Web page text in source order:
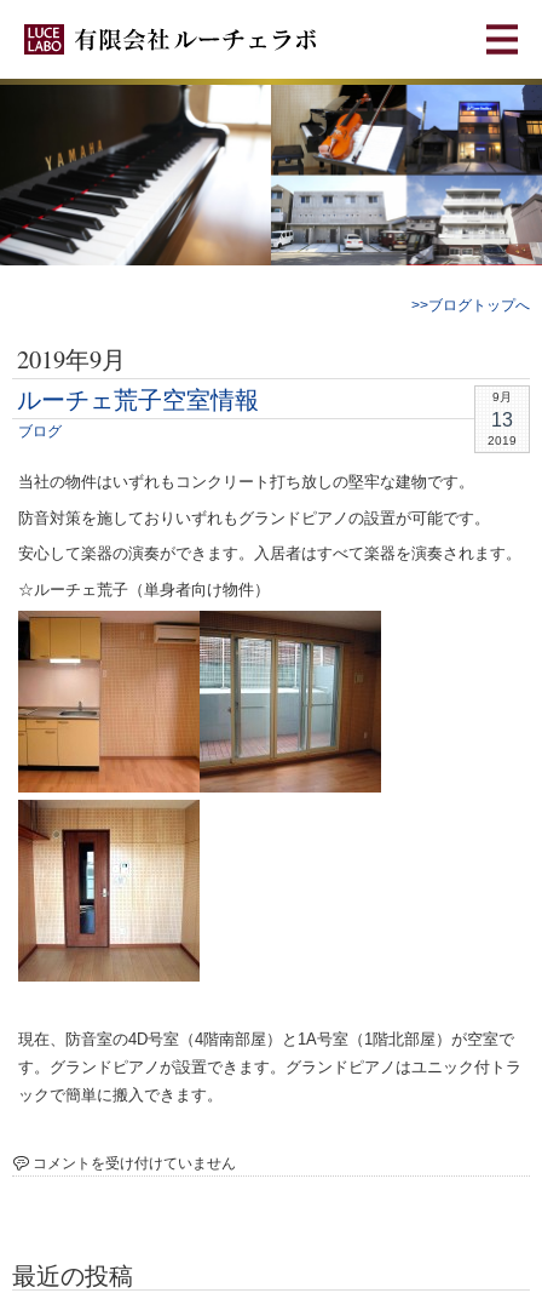
>>ブログトップへ
2019年9月
9月
13
2019
ルーチェ荒子空室情報
ブログ
当社の物件はいずれもコンクリート打ち放しの堅牢な建物です。
防音対策を施しておりいずれもグランドピアノの設置が可能です。
安心して楽器の演奏ができます。入居者はすべて楽器を演奏されます。
☆ルーチェ荒子（単身者向け物件）
現在、防音室の4D号室（4階南部屋）と1A号室（1階北部屋）が空室で
す。グランドピアノが設置できます。グランドピアノはユニック付トラ
ックで簡単に搬入できます。
ル
子
コメントを受け付けていません
最近の投稿